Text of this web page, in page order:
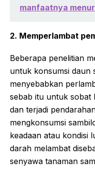
manfaatnya
2. Memperlambat
Beberapa penelitian
untuk konsumsi daun
menyebabkan
sebab itu untuk sobat
dan terjadi
mengkonsumsi
keadaan atau kondisi
darah melambat
senyawa tanaman